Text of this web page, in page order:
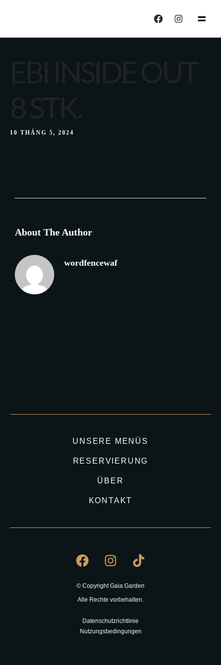
EBI INSIDE OUT
8 STK.
10 THÁNG 5, 2024
About The Author
wordfencewaf
UNSERE MENÜS
RESERVIERUNG
ÜBER
KONTAKT
© Copyright Gaia Garden
Alle Rechte vorbehalten.
Datenschutzrichtlinie
Nutzungsbedingungen